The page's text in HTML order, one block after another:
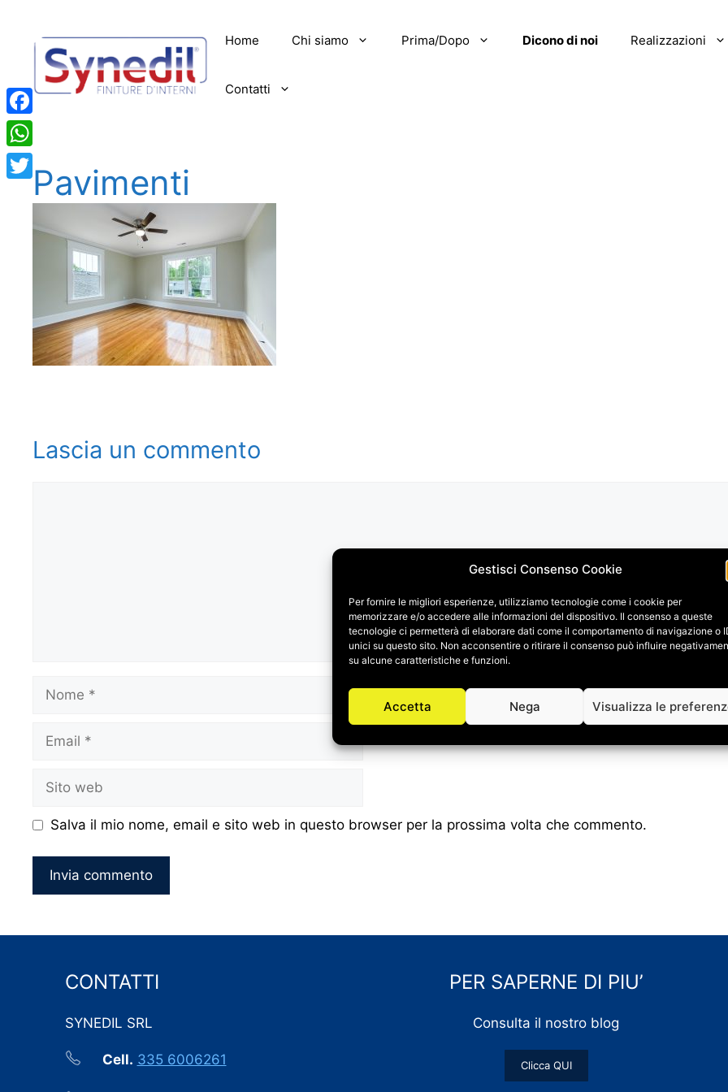
Gestisci Consenso Cookie
Per fornire le migliori esperienze, utilizziamo tecnologie come i cookie per
memorizzare e/o accedere alle informazioni del dispositivo. Il consenso a queste
tecnologie ci permetterà di elaborare dati come il comportamento di navigazione o
unici su questo sito. Non acconsentire o ritirare il consenso può influire
su alcune caratteristiche e funzioni.
Accetta Nega Visualizza le
contenuto
Home Chi siamo Prima/Dopo Dicono di noi Realizzazioni
Contatti
Pavimenti
Lascia un commento
Nome
Email
Sito
web
Salva il mio nome, email e sito web in questo browser per la prossima volta che commento.
CONTATTI
SYNEDIL SRL
Cell. 335 6006261
PER SAPERNE DI PIU’
Consulta il nostro blog
Clicca QUI
Facebook
WhatsApp
Twitter